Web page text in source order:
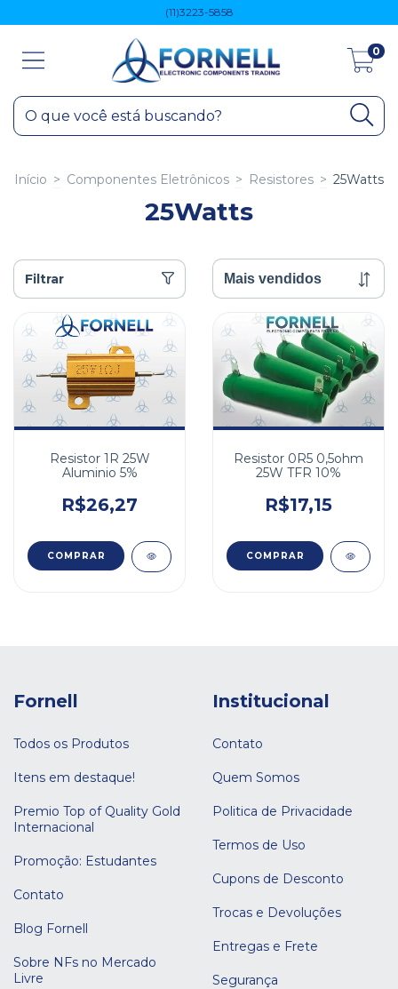
(11)3223-5858
0
Início > Componentes Eletrônicos > Resistores > 25Watts
25Watts
Filtrar
Resistor 1R 25W
Aluminio 5%
R$26,27
Resistor 0R5 0,5ohm
25W TFR 10%
R$17,15
Fornell
Todos os Produtos
Itens em destaque!
Premio Top of Quality Gold
Internacional
Promoção: Estudantes
Contato
Blog Fornell
Sobre NFs no Mercado
Livre
Institucional
Contato
Quem Somos
Politica de Privacidade
Termos de Uso
Cupons de Desconto
Trocas e Devoluções
Entregas e Frete
Segurança